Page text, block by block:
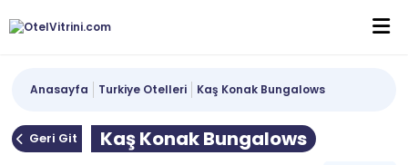
Anasayfa Turkiye Otelleri Kaş Konak Bungalows
Geri Git
Kaş Konak Bungalows